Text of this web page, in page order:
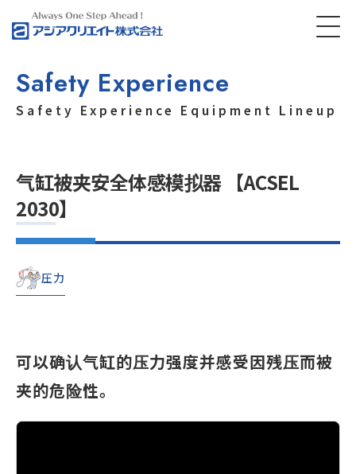
Safety Experience
Safety Experience Equipment Lineup
气缸被夹安全体感模拟器 【ACSEL
2030】
圧力
可以确认气缸的压力强度并感受因残压而被
夹的危险性。